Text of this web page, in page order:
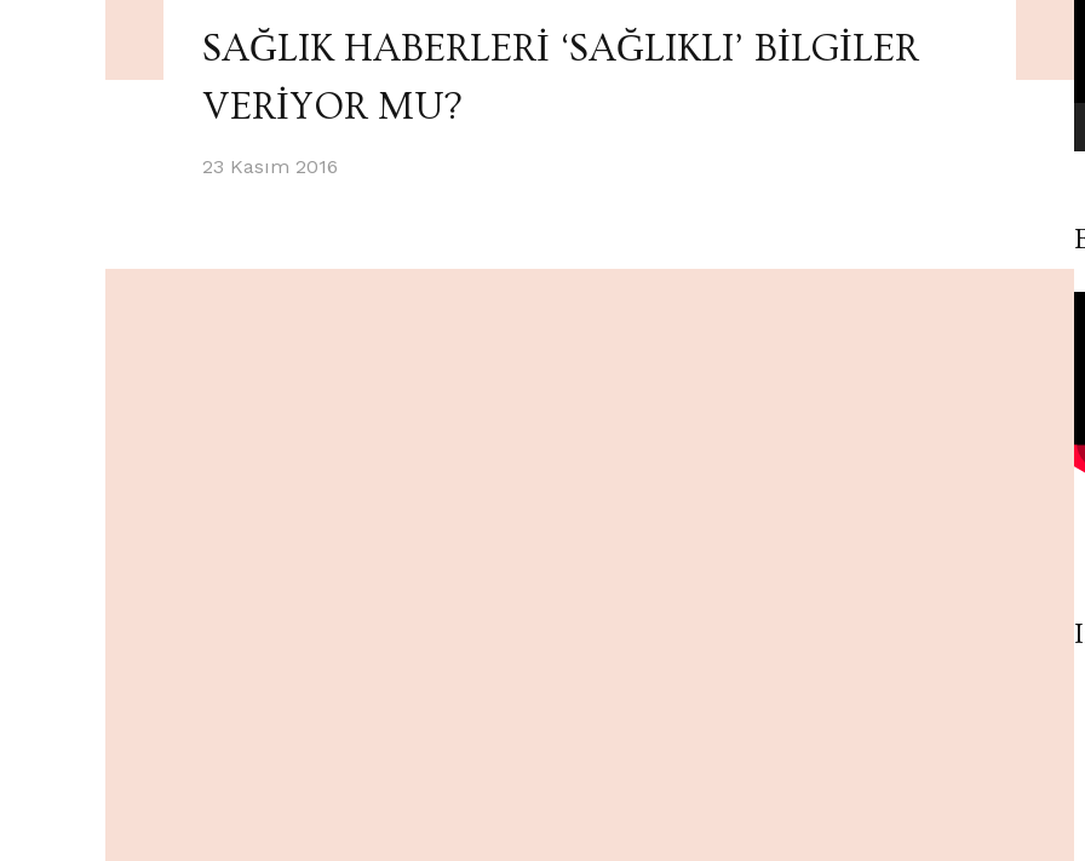
SAĞLIK HABERLERİ ‘SAĞLIKLI’ BİLGİLER
VERİYOR MU?
23 Kasım 2016